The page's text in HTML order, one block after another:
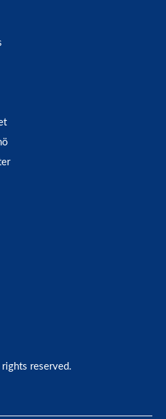
reserved.